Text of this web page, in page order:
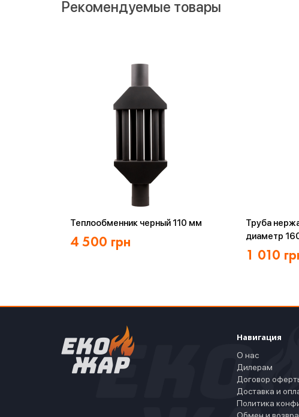
Рекомендуемые товары
Теплообменник черный 110 мм
4 500 грн
Труба
диаметр
1 010
Навигация
О нас
Дилерам
Договор
Доставка и
Политика